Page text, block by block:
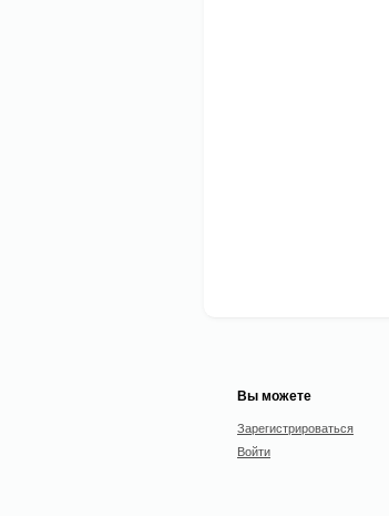
Вы можете
Зарегистрироваться
Войти